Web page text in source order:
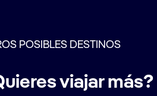
POSIBLES DESTINOS
viajar más?